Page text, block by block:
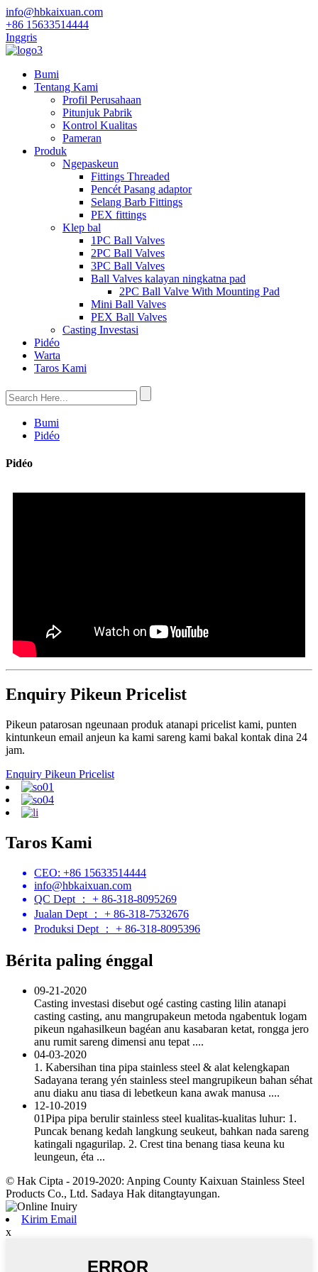
info@hbkaixuan.com
+86 15633514444
Inggris
Bumi
Tentang Kami
Profil Perusahaan
Pitunjuk Pabrik
Kontrol Kualitas
Pameran
Produk
Ngepaskeun
Fittings Threaded
Pencét Pasang adaptor
Selang Barb Fittings
PEX fittings
Klep bal
1PC Ball Valves
2PC Ball Valves
3PC Ball Valves
Ball Valves kalayan ningkatna pad
2PC Ball Valve With Mounting Pad
Mini Ball Valves
PEX Ball Valves
Casting Investasi
Pidéo
Warta
Taros Kami
Bumi
Pidéo
Pidéo
Enquiry Pikeun Pricelist
Pikeun patarosan ngeunaan produk atanapi pricelist kami, punten
kintunkeun email anjeun ka kami sareng kami bakal kontak dina 24
jam.
Enquiry Pikeun Pricelist
Taros Kami
CEO: +86 15633514444
info@hbkaixuan.com
QC Dept ： + 86-318-8095269
Jualan Dept ： + 86-318-7532676
Produksi Dept ： + 86-318-8095396
Bérita paling énggal
09-21-2020
Casting investasi disebut ogé casting casting lilin atanapi
casting casting, anu mangrupakeun metoda ngabentuk logam
pikeun ngahasilkeun bagéan anu kasabaran ketat, rongga jero
anu rumit sareng dimensi anu tepat ....
04-03-2020
1. Kabersihan tina pipa stainless steel & alat kelengkapan
Sadayana terang yén stainless steel mangrupikeun bahan séhat
anu diaku anu tiasa di lebetkeun kana awak manusa ....
12-10-2019
01Pipa pipa berulir stainless steel kualitas-kualitas luhur: 1.
Puncak benang kedah langkung seukeut, bahkan nada sareng
katingali ngagurilap. 2. Crest tina benang tiasa keuna ku
leungeun, éta ...
© Hak Cipta - 2019-2020: Anping County Kaixuan Stainless Steel
Products Co., Ltd. Sadaya Hak ditangtayungan.
Kirim Email
x